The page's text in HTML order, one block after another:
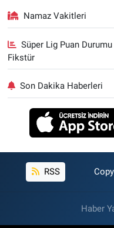
Namaz Vakitleri
Süper Lig Puan Durumu
Fikstür
Son Dakika Haberleri
RSS
Haber